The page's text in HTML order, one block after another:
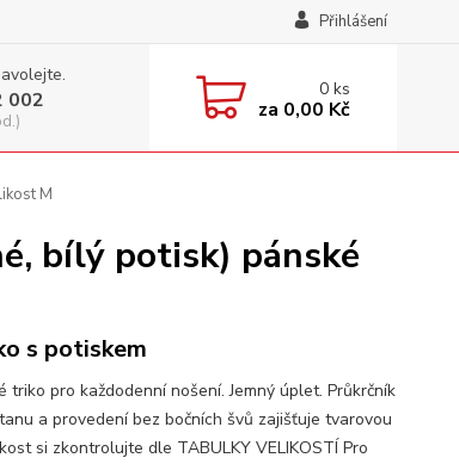
Přihlášení
002 0ks
za 0,00 Kč
M
bílý potisk) pánské
s potiskem
triko pro každodenní nošení. Jemný úplet. Průkrčník
a provedení bez bočních švů zajišťuje tvarovou
si zkontrolujte dle TABULKY VELIKOSTÍ Pro